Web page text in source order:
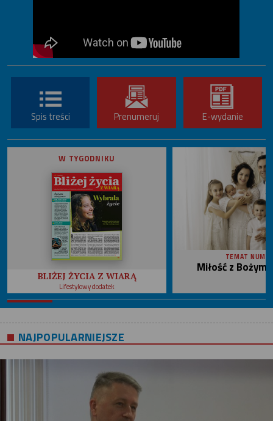
Spis treści Prenumeruj E-wydanie
W TYGODNIKU
BLIŻEJ ŻYCIA Z WIARĄ
Lifestylowy dodatek
TEMAT
Miłość z
NAJPOPULARNIEJSZE